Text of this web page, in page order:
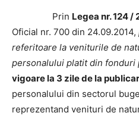
Prin Legea nr. 124 /
Oficial nr. 700 din 24.09.2014,
referitoare la veniturile de
personalului platit din fonduri
vigoare la 3 zile de la
personalului din sectorul
reprezentand venituri de